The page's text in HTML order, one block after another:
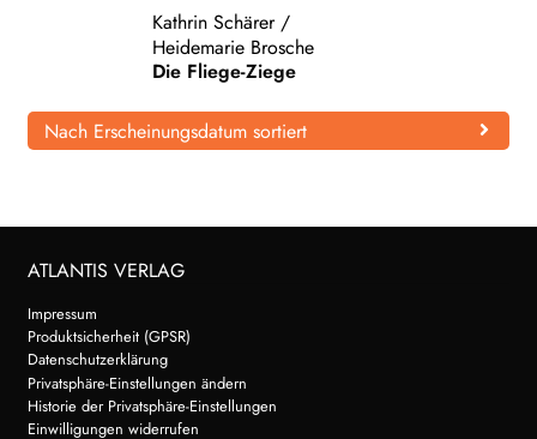
WEITERE VERLAGE
Search:
Kathrin Schärer/
Heidemarie Brosche
Die Fliege-Ziege
Nach Erscheinungsdatum sortiert
ATLANTIS VERLAG
Impressum
Produktsicherheit (GPSR)
Datenschutzerklärung
Privatsphäre-Einstellungen ändern
Historie der Privatsphäre-Einstellungen
Einwilligungen widerrufen